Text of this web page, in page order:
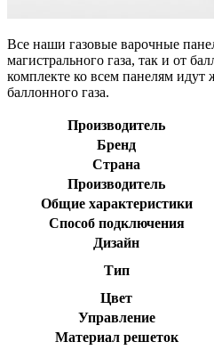
Все наши газовые варочные
магистрального газа, так и от
комплекте ко всем панелям
баллонного газа.
Производитель
Бренд
Страна
Производитель
Общие характеристики
Способ подключения
Дизайн
Тип
Цвет
Управление
Материал решеток